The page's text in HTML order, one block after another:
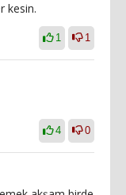
kesin.
1 1
4 0